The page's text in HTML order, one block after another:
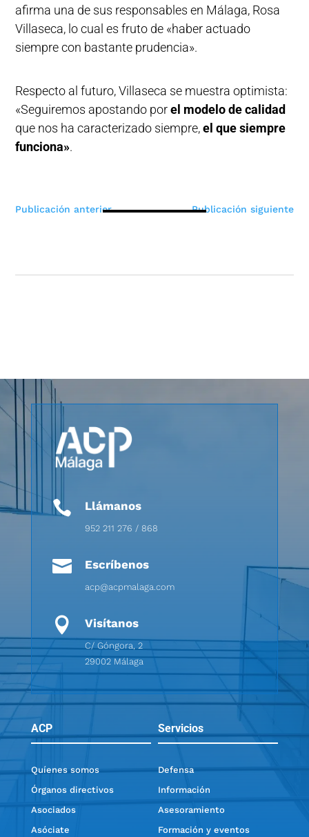
afirma una de sus responsables en Málaga, Rosa
Villaseca, lo cual es fruto de «haber actuado
siempre con bastante prudencia».
Respecto al futuro, Villaseca se muestra optimista:
«Seguiremos apostando porel modelo de calidad
que nos ha caracterizado siempre,el que siempre
funciona».
Navegación
Publicación anterior Publicación siguiente
 Llámanos
952 211 276 / 868
 Escríbenos
acp@acpmalaga.com
 Visítanos
C/ Góngora, 2
29002 Málaga
ACP Servicios
Quíenes somos
Órganos directivos
Asociados
Asóciate
Defensa
Información
Asesoramiento
Formación y eventos